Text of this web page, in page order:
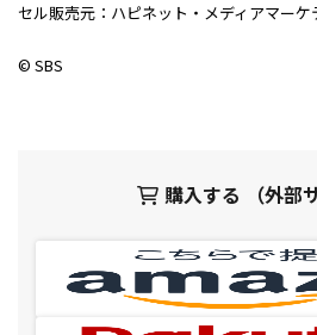
セル販売元：ハピネット・メディアマーケ
© SBS
購入する （外部